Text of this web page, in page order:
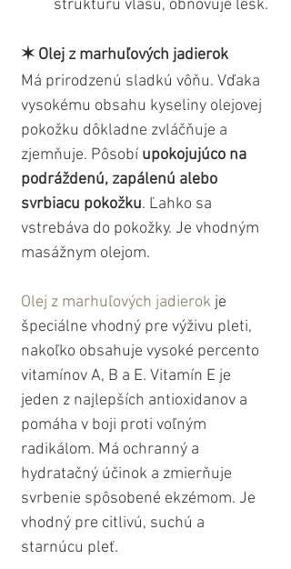
štruktúru vlasu, obnovuje lesk.
✶ Olej z marhuľových jadierok
Má prirodzenú sladkú vôňu. Vďaka
vysokému obsahu kyseliny olejovej
pokožku dôkladne zvláčňuje a
zjemňuje. Pôsobí upokojujúco na
podráždenú, zapálenú alebo
svrbiacu pokožku. Ľahko sa
vstrebáva do pokožky. Je vhodným
masážnym olejom.
Olej z marhuľových jadierok je
špeciálne vhodný pre výživu pleti,
nakoľko obsahuje vysoké percento
vitamínov A, B a E. Vitamín E je
jeden z najlepších antioxidanov a
pomáha v boji proti voľným
radikálom. Má ochranný a
hydratačný účinok a zmierňuje
svrbenie spôsobené ekzémom. Je
vhodný pre citlivú, suchú a
starnúcu pleť.